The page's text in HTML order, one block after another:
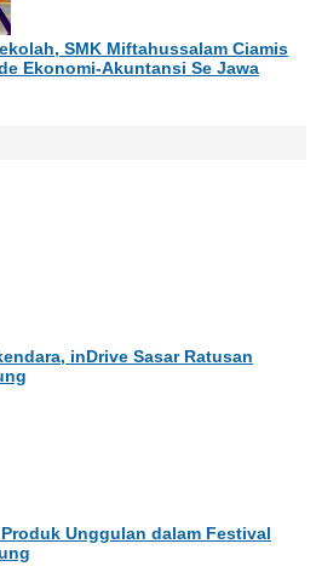
SMK Miftahussalam Ciamis
Ekonomi-Akuntansi Se Jawa
inDrive Sasar Ratusan
Unggulan dalam Festival